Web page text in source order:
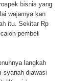
bisnis yang
wajarnya kan
itu. Sekitar Rp
pembeli
langkah
syariah diawasi